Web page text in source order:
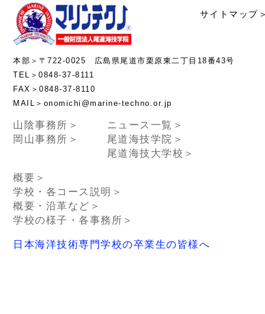
サイトマップ
本部＞〒722-0025 広島県尾道市栗原東二丁目18番43号
TEL＞0848-37-8111
FAX＞0848-37-8110
MAIL＞onomichi@marine-techno.or.jp
山陰事務所＞
岡山事務所＞
ニュース一覧＞
尾道海技学院＞
尾道海技大学校＞
概要＞
学校・各コース説明＞
概要・沿革など＞
学校の様子・各事務所＞
日本海洋技術専門学校の卒業生の皆様へ